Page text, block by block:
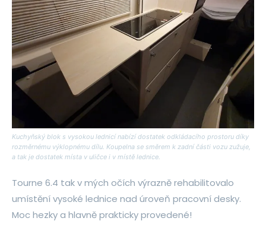
Kuchyňský blok s vysokou lednicí nabízí dostatek odkládacího prostoru díky
rozměrnému výklopnému dílu. Koupelna se směrem k zadní části vozu zužuje,
a tak je dostatek místa v uličce i v místě lednice.
Tourne 6.4 tak v mých očích výrazně rehabilitovalo
umístění vysoké lednice nad úroveň pracovní desky.
Moc hezky a hlavně prakticky provedené!